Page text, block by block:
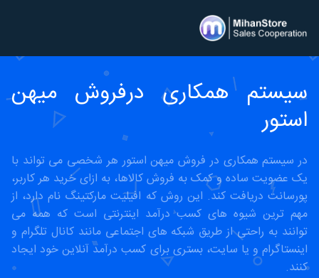
سیستم همکاری درفروش میهن
استور
در سیستم همکاری در فروش میهن استور هر شخصی می تواند با
یک عضویت ساده و کمک به فروش کالاها، به ازای خرید هر کاربر،
پورسانت دریافت کند. این روش که افیلیت مارکتینگ نام دارد، از
مهم ترین شیوه های کسب درآمد اینترنتی است که همه می
توانند به راحتی از طریق شبکه های اجتماعی مانند کانال تلگرام و
اینستاگرام و یا سایت، بستری برای کسب درآمد آنلاین خود ایجاد
کنند.